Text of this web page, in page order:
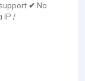
support ✔ No
IP /